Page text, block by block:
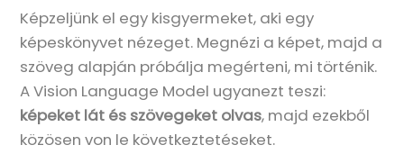
Képzeljünk el egy kisgyermeket, aki egy
képeskönyvet nézeget. Megnézi a képet, majd a
szöveg alapján próbálja megérteni, mi történik.
A Vision Language Model ugyanezt teszi:
képeket lát és szövegeket olvas, majd ezekből
közösen von le következtetéseket.